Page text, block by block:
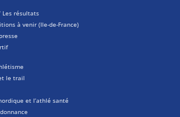
Les résultats
à venir (Ile-de-France)
le trail
et l’athlé santé